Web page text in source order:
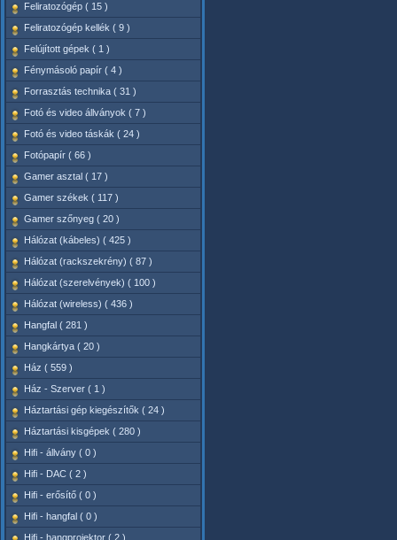
Feliratozógép ( 15 )
Feliratozógép kellék ( 9 )
Felújított gépek ( 1 )
Fénymásoló papír ( 4 )
Forrasztás technika ( 31 )
Fotó és video állványok ( 7 )
Fotó és video táskák ( 24 )
Fotópapír ( 66 )
Gamer asztal ( 17 )
Gamer székek ( 117 )
Gamer szőnyeg ( 20 )
Hálózat (kábeles) ( 425 )
Hálózat (rackszekrény) ( 87 )
Hálózat (szerelvények) ( 100 )
Hálózat (wireless) ( 436 )
Hangfal ( 281 )
Hangkártya ( 20 )
Ház ( 559 )
Ház - Szerver ( 1 )
Háztartási gép kiegészítők ( 24 )
Háztartási kisgépek ( 280 )
Hifi - állvány ( 0 )
Hifi - DAC ( 2 )
Hifi - erősítő ( 0 )
Hifi - hangfal ( 0 )
Hifi - hangprojektor ( 2 )